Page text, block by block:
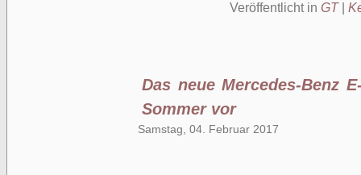
Veröffentlicht in GT|
Das neue Mercedes-Benz
Sommer vor
Samstag, 04. Februar 2017